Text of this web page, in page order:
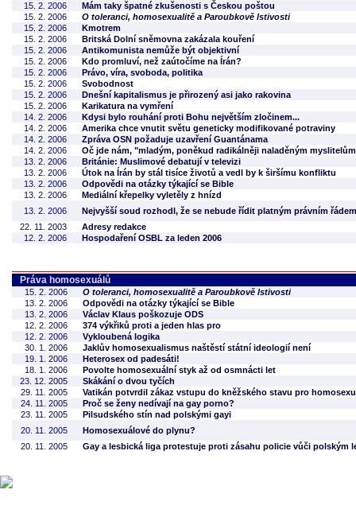
15. 2. 2006
Mám taky špatné zkušenosti s Českou poštou
15. 2. 2006
O toleranci, homosexualitě a Paroubkově lstivosti
15. 2. 2006
Kmotrem
15. 2. 2006
Britská Dolní sněmovna zakázala kouření
15. 2. 2006
Antikomunista nemůže být objektivní
15. 2. 2006
Kdo promluví, než zaútočíme na Írán?
15. 2. 2006
Právo, víra, svoboda, politika
15. 2. 2006
Svobodnost
15. 2. 2006
Dnešní kapitalismus je přirozený asi jako rakovina
15. 2. 2006
Karikatura na vymření
14. 2. 2006
Kdysi bylo rouhání proti Bohu největším zločinem...
14. 2. 2006
Amerika chce vnutit světu geneticky modifikované potraviny
14. 2. 2006
Zpráva OSN požaduje uzavření Guantánama
14. 2. 2006
Oč jde nám, "mladým, poněkud radikálněji naladěným
13. 2. 2006
Británie: Muslimové debatují v televizi
13. 2. 2006
Útok na Írán by stál tisíce životů a vedl by k širšímu konfliktu
13. 2. 2006
Odpovědi na otázky týkající se Bible
13. 2. 2006
Mediální křepelky vyletěly z hnízd
13. 2. 2006
Nejvyšší soud rozhodl, že se nebude řídit platným právním řádem
22. 11. 2003
Adresy redakce
12. 2. 2006
Hospodaření OSBL za leden 2006
Práva homosexuálů
15. 2. 2006
O toleranci, homosexualitě a Paroubkově lstivosti
13. 2. 2006
Odpovědi na otázky týkající se Bible
13. 2. 2006
Václav Klaus poškozuje ODS
12. 2. 2006
374 výkřiků proti a jeden hlas pro
12. 2. 2006
Vykloubená logika
30. 1. 2006
Jaklův homosexualismus naštěstí státní ideologií není
19. 1. 2006
Heterosex od padesáti!
18. 1. 2006
Povolte homosexuální styk až od osmnácti let
23. 12. 2005
Skákání o dvou tyčích
29. 11. 2005
Vatikán potvrdil zákaz vstupu do kněžského stavu pro
24. 11. 2005
Proč se ženy nedívají na gay porno?
23. 11. 2005
Pilsudského stín nad polskými gayi
20. 11. 2005
Homosexuálové do plynu?
20. 11. 2005
Gay a lesbická liga protestuje proti zásahu policie vůči polským